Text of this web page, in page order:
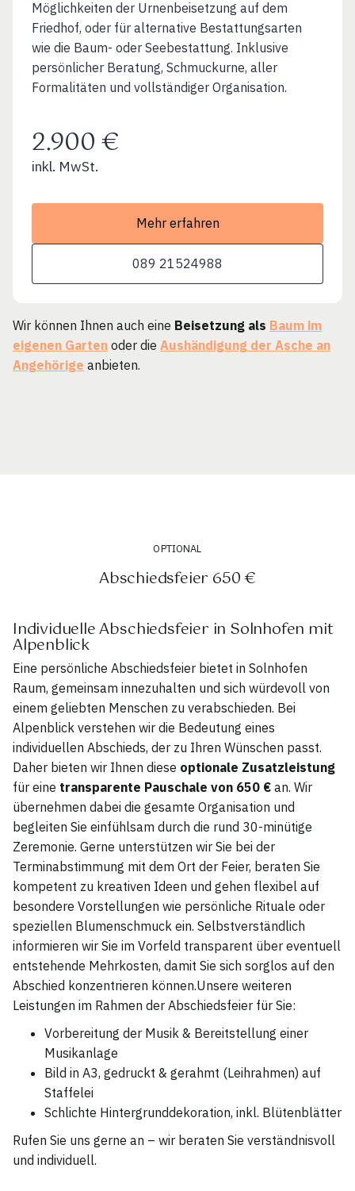
Möglichkeiten der Urnenbeisetzung auf dem
Friedhof, oder für alternative Bestattungsarten
wie die Baum- oder Seebestattung. Inklusive
persönlicher Beratung, Schmuckurne, aller
Formalitäten und vollständiger Organisation.
2.900 €
inkl. MwSt.
Mehr erfahren
089 21524988
Wir können Ihnen auch eine Beisetzung als Baum im
eigenen Garten oder die Aushändigung der Asche an
Angehörige anbieten.
OPTIONAL
Abschiedsfeier 650 €
Individuelle Abschiedsfeier in Solnhofen mit
Alpenblick
Eine persönliche Abschiedsfeier bietet in Solnhofen
Raum, gemeinsam innezuhalten und sich würdevoll von
einem geliebten Menschen zu verabschieden. Bei
Alpenblick verstehen wir die Bedeutung eines
individuellen Abschieds, der zu Ihren Wünschen passt.
Daher bieten wir Ihnen diese optionale Zusatzleistung
für eine transparente Pauschale von 650 € an. Wir
übernehmen dabei die gesamte Organisation und
begleiten Sie einfühlsam durch die rund 30-minütige
Zeremonie. Gerne unterstützen wir Sie bei der
Terminabstimmung mit dem Ort der Feier, beraten Sie
kompetent zu kreativen Ideen und gehen flexibel auf
besondere Vorstellungen wie persönliche Rituale oder
speziellen Blumenschmuck ein. Selbstverständlich
informieren wir Sie im Vorfeld transparent über eventuell
entstehende Mehrkosten, damit Sie sich sorglos auf den
Abschied konzentrieren können.Unsere weiteren
Leistungen im Rahmen der Abschiedsfeier für Sie:
Vorbereitung der Musik & Bereitstellung einer
Musikanlage
Bild in A3, gedruckt & gerahmt (Leihrahmen) auf
Staffelei
Schlichte Hintergrunddekoration, inkl. Blütenblätter
Rufen Sie uns gerne an – wir beraten Sie verständnisvoll
und individuell.